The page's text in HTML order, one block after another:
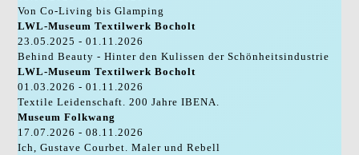
Von Co-Living bis Glamping
LWL-Museum Textilwerk Bocholt
23.05.2025 - 01.11.2026
Behind Beauty - Hinter den Kulissen der Schönheitsindustrie
LWL-Museum Textilwerk Bocholt
01.03.2026 - 01.11.2026
Textile Leidenschaft. 200 Jahre IBENA.
Museum Folkwang
17.07.2026 - 08.11.2026
Ich, Gustave Courbet. Maler und Rebell